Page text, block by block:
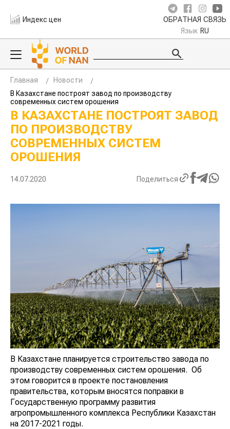
Индекс цен ОБРАТНАЯ СВЯЗЬ
Язык RU
Главная
Новости
В Казахстане построят завод по производству
современных систем орошения
В КАЗАХСТАНЕ ПОСТРОЯТ ЗАВОД
ПО ПРОИЗВОДСТВУ
СОВРЕМЕННЫХ СИСТЕМ
ОРОШЕНИЯ
14.07.2020 Поделиться
В Казахстане планируется строительство завода по
производству современных систем орошения. Об
этом говорится в проекте постановления
правительства, которым вносятся поправки в
Государственную программу развития
агропромышленного комплекса Республики Казахстан
на 2017-2021 годы.